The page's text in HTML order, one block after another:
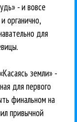
- и вовсе
органично,
для
земли» -
для первого
финальном на
привычной